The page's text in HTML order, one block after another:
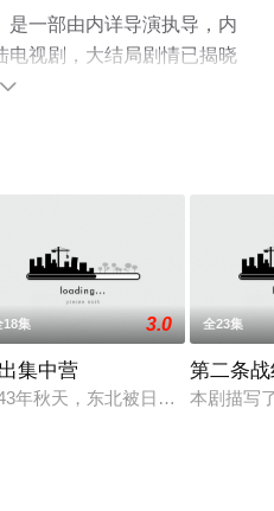
是一部由内详导演执导，内
电视剧，大结局剧情已揭晓
清未删减完整版电视剧全集

林遭到了日本侵略者更加疯狂
18集 3.0
集中营
年秋天，东北被日本鬼子侵占
全23集
第二条
本剧描写